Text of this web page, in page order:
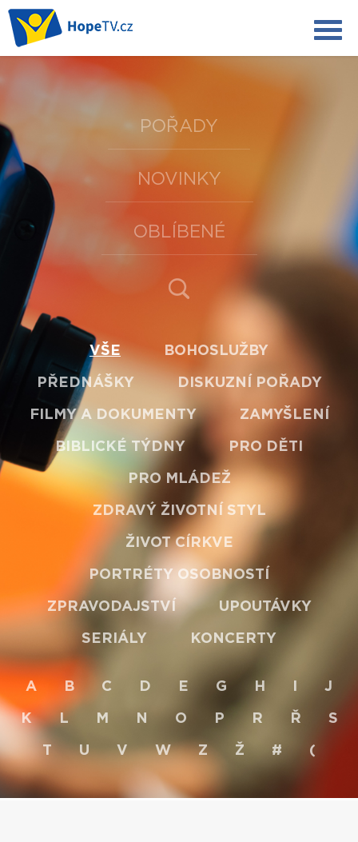
POŘADY
NOVINKY
OBLÍBENÉ
VŠE BOHOSLUŽBY
PŘEDNÁŠKY DISKUZNÍ POŘADY
FILMY A DOKUMENTY ZAMYŠLENÍ
BIBLICKÉ TÝDNY PRO DĚTI
PRO MLÁDEŽ
ZDRAVÝ ŽIVOTNÍ STYL
ŽIVOT CÍRKVE
PORTRÉTY OSOBNOSTÍ
ZPRAVODAJSTVÍ UPOUTÁVKY
SERIÁLY KONCERTY
A B C D E G H J
K L M N O P R Ř S
T U V W Z Ž # (